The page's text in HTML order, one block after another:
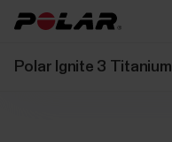
Polar Ignite 3 Titanium